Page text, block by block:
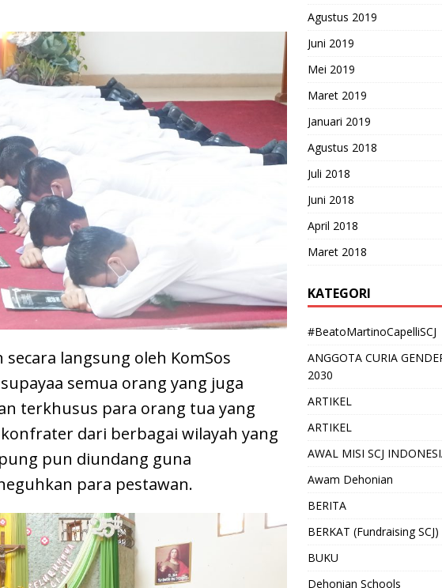
langsung oleh KomSos
semua orang yang juga
terkhusus para orang tua yang
dari berbagai wilayah yang
pun diundang guna
para pestawan.
Agustus 2019
Juni 2019
Mei 2019
Maret 2019
Januari 2019
Agustus 2018
Juli 2018
Juni 2018
April 2018
Maret 2018
KATEGORI
#BeatoMartinoCapelliSCJ
ANGGOTA CURIA
2030
ARTIKEL
ARTIKEL
AWAL MISI SCJ
Awam Dehonian
BERITA
BERKAT (Fundraising SCJ)
BUKU
Dehonian Schools